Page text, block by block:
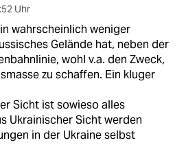
Uhr
wahrscheinlich weniger
Gelände hat, neben der
wohl v.a. den Zweck,
zu schaffen. Ein kluger
Sicht ist sowieso alles
Ukrainischer Sicht werden
in der Ukraine selbst